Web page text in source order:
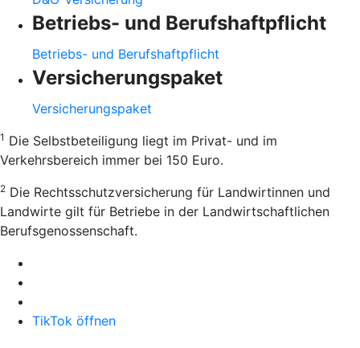
Betriebs- und Berufshaftpflicht
Betriebs- und Berufshaftpflicht
Versicherungspaket
Versicherungspaket
1 Die Selbstbeteiligung liegt im Privat- und im
Verkehrsbereich immer bei 150 Euro.
2 Die Rechtsschutzversicherung für Landwirtinnen und
Landwirte gilt für Betriebe in der Landwirtschaftlichen
Berufsgenossenschaft.
TikTok öffnen